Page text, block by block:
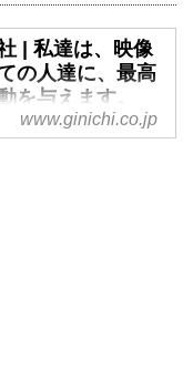
| 私達は、映像
の人達に、最高
を与えます。
、動画、ビデオ、
www.ginichi.co.jp